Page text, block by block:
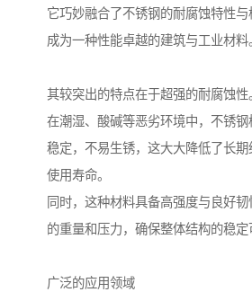
它巧妙融合了不锈钢的耐腐蚀特性与
成为一种性能卓越的建筑与工业材料
其较突出的特点在于超强的耐腐蚀性
在潮湿、酸碱等恶劣环境中，不锈
稳定，不易生锈，这大大降低了长
使用寿命。
同时，这种材料具备高强度与良好
的重量和压力，确保整体结构的稳定
广泛的应用领域